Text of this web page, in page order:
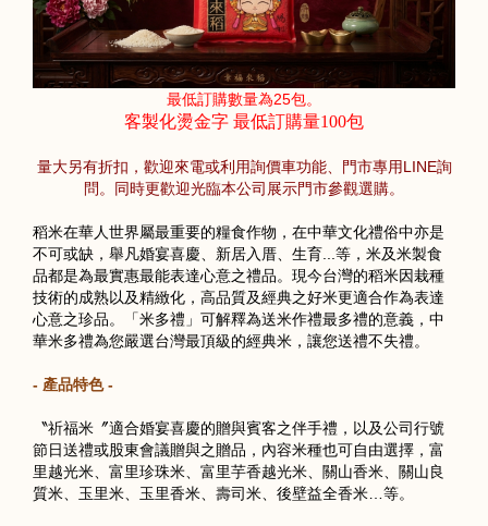
最低訂購數量為25包。
客製化燙金字 最低訂購量100包
量大另有折扣，歡迎來電或利用詢價車功能、門市專用LINE詢
問。同時更歡迎光臨本公司展示門市參觀選購。
稻米在華人世界屬最重要的糧食作物，在中華文化禮俗中亦是
不可或缺，舉凡婚宴喜慶、新居入厝、生育...等，米及米製食
品都是為最實惠最能表達心意之禮品。現今台灣的稻米因栽種
技術的成熟以及精緻化，高品質及經典之好米更適合作為表達
心意之珍品。「米多禮」可解釋為送米作禮最多禮的意義，中
華米多禮為您嚴選台灣最頂級的經典米，讓您送禮不失禮。
- 產品特色 -
〝祈福米〞適合婚宴喜慶的贈與賓客之伴手禮，以及公司行號
節日送禮或股東會議贈與之贈品，內容米種也可自由選擇，富
里越光米、富里珍珠米、富里芋香越光米、關山香米、關山良
質米、玉里米、玉里香米、壽司米、後壁益全香米…等。